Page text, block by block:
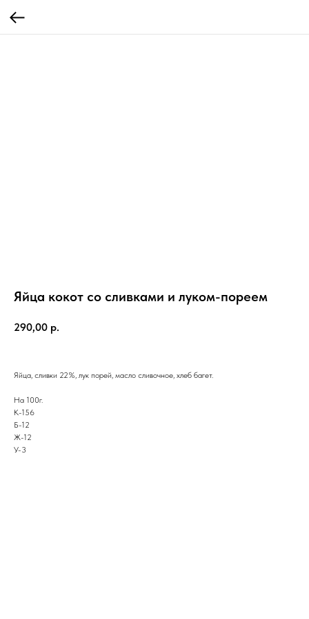
Яйца кокот со сливками и луком-пореем
290,00 р.
Яйца, сливки 22%, лук порей, масло сливочное, хлеб багет.
На 100г.
К-156
Б-12
Ж-12
У-3